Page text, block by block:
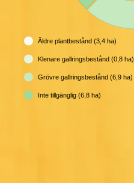
Äldre plantbestånd (3,4 ha)
Klenare gallringsbestånd (0,8 ha)
Grövre gallringsbestånd (6,9 ha)
Inte tillgänglig (6,8 ha)